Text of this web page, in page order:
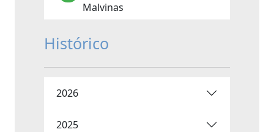
Malvinas
Histórico
2026
2025